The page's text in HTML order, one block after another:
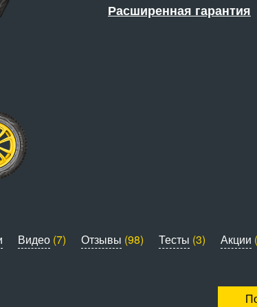
Расширенная гарантия
Видео (7) Отзывы (98) Тесты (3) Акции